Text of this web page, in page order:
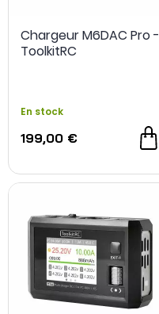
Chargeur M6DAC Pro -
ToolkitRC
En stock
199,00 €